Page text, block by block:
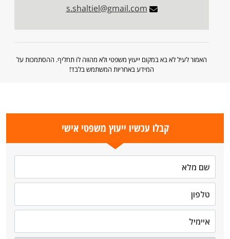
s.shaltiel@gmail.com
האמור לעיל לא בא במקום ייעוץ משפטי ולא מהווה לו תחליף. ההסתמכות על
המידע באחריות המשתמש בלבד!
קבלו עכשיו ייעוץ משפטי אישי